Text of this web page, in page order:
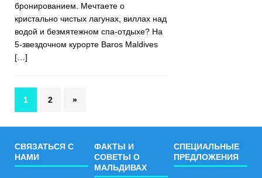
бронированием. Мечтаете о
кристально чистых лагунах, виллах над
водой и безмятежном спа-отдыхе? На
5-звездочном курорте Baros Maldives
[…]
1 2 »
СВЯЗАТЬСЯ С
НАМИ
ФАКТЫ И
СОВЕТЫ О
МАЛЬДИВАХ
СПЕЦИАЛЬНЫЕ
ПРЕДЛОЖЕНИЯ